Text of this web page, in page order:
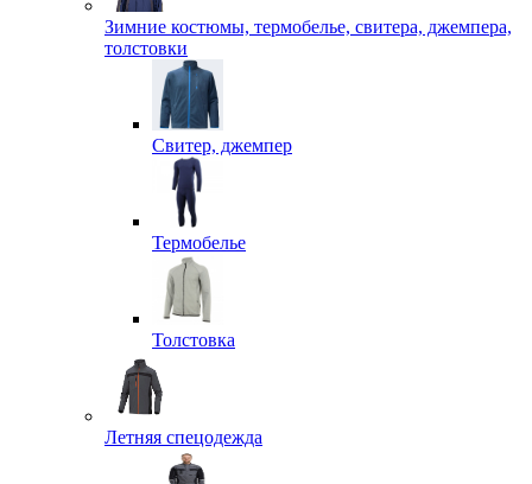
Зимние костюмы, термобелье, свитера, джемпера,
толстовки
Свитер, джемпер
Термобелье
Толстовка
Летняя спецодежда